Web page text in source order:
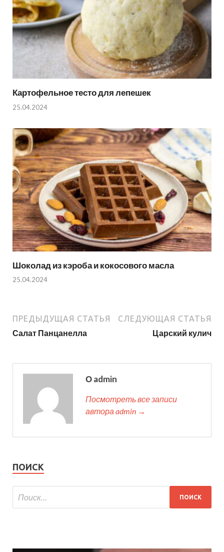
Картофельное тесто для лепешек
25.04.2024
Шоколад из кэроба и кокосового масла
25.04.2024
ПРЕДЫДУЩАЯ СТАТЬЯ
Салат Панцанелла
СЛЕДУЮЩАЯ СТАТЬЯ
Царский кулич
О admin
Посмотреть все записи
автора admin →
ПОИСК